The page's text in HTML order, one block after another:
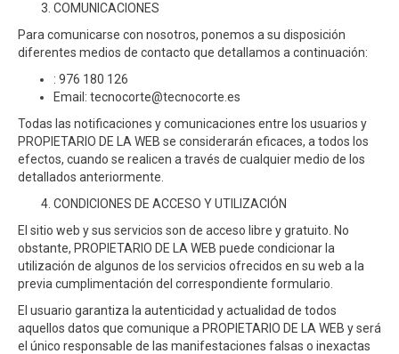
COMUNICACIONES
Para comunicarse con nosotros, ponemos a su disposición
diferentes medios de contacto que detallamos a continuación:
: 976 180 126
Email: tecnocorte@tecnocorte.es
Todas las notificaciones y comunicaciones entre los usuarios y
PROPIETARIO DE LA WEB se considerarán eficaces, a todos los
efectos, cuando se realicen a través de cualquier medio de los
detallados anteriormente.
CONDICIONES DE ACCESO Y UTILIZACIÓN
El sitio web y sus servicios son de acceso libre y gratuito. No
obstante, PROPIETARIO DE LA WEB puede condicionar la
utilización de algunos de los servicios ofrecidos en su web a la
previa cumplimentación del correspondiente formulario.
El usuario garantiza la autenticidad y actualidad de todos
aquellos datos que comunique a PROPIETARIO DE LA WEB y será
el único responsable de las manifestaciones falsas o inexactas